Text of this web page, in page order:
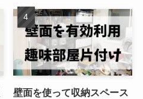
壁面を使って収納スペース